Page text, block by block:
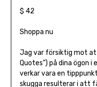
$ 42
Shoppa nu
Jag var försiktig mot
Quotes”) på dina ögon
verkar vara en
skugga resulterar i att